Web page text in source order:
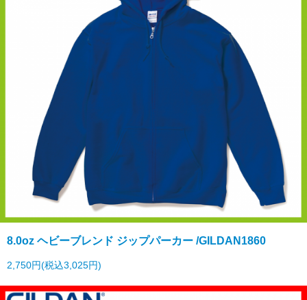
8.0oz ヘビーブレンド ジップパーカー /GILDAN1860
2,750円(税込3,025円)